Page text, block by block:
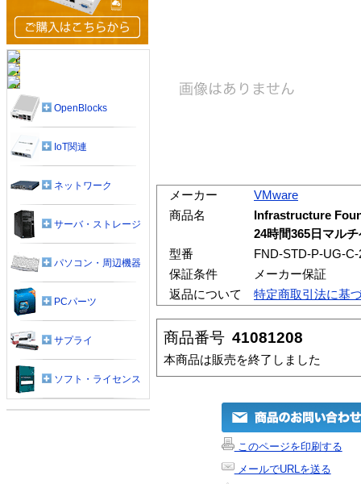
メーカー
VMware
商品名
Infrastructure
24時間365日マル
型番
FND-STD-P-UG-C-
保証条件
メーカー保証
返品について
特定商取引法に基
商品番号 41081208
本商品は販売を終了しました
このページを印刷する
メールでURLを送る
OpenBlocks
IoT関連
ネットワーク
サーバ・ストレージ
パソコン・周辺機器
PCパーツ
サプライ
ソフト・ライセンス